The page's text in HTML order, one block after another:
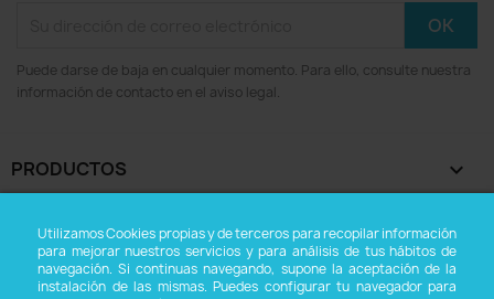
Utilizamos Cookies propias y de terceros para recopilar información
para mejorar nuestros servicios y para análisis de tus hábitos de
navegación. Si continuas navegando, supone la aceptación de la
instalación de las mismas. Puedes configurar tu navegador para
Puede darse de baja en cualquier momento. Para ello, consulte nuestra
información de contacto en el aviso legal.
PRODUCTOS 
NUESTRA EMPRESA 
SU CUENTA 